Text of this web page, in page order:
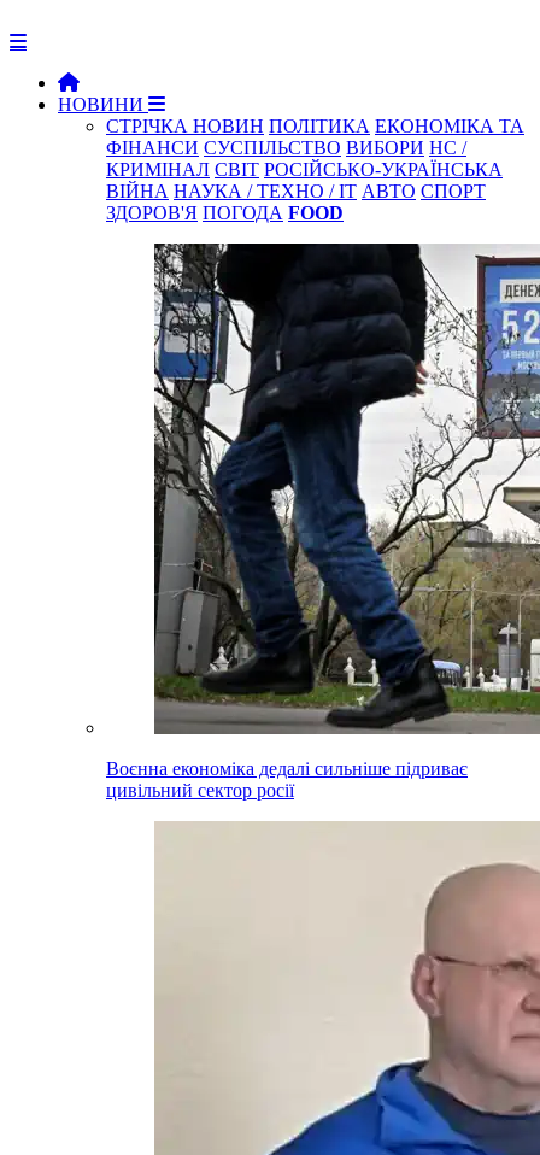
НОВИНИ
СТРІЧКА НОВИН ПОЛІТИКА ЕКОНОМІКА ТА
ФІНАНСИ СУСПІЛЬСТВО ВИБОРИ НС /
КРИМІНАЛ СВІТ РОСІЙСЬКО-УКРАЇНСЬКА
ВІЙНА НАУКА / ТЕХНО / IT АВТО СПОРТ
ЗДОРОВ'Я ПОГОДА FOOD
Воєнна економіка дедалі сильніше підриває
цивільний сектор росії